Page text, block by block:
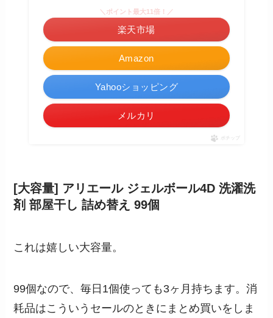
Amazon
＼ポイント最大11倍！／
楽天市場
Yahooショッピング
メルカリ
ポチップ
[大容量] アリエール ジェルボール4D 洗濯洗
剤 部屋干し 詰め替え 99個
これは嬉しい大容量。
99個なので、毎日1個使っても3ヶ月持ちます。消
耗品はこういうセールのときにまとめ買いをしま